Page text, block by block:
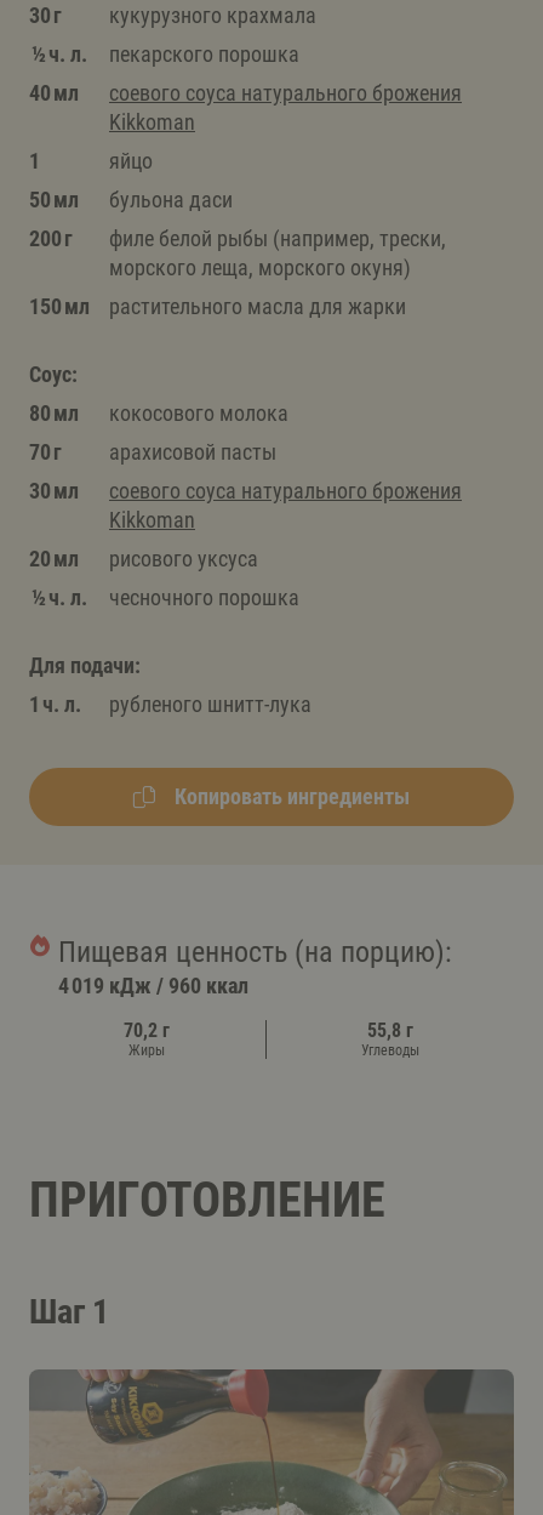
30 г
кукурузного крахмала
½ ч. л.
пекарского порошка
40 мл
соевого соуса натурального брожения
Kikkoman
1
яйцо
50 мл
бульона даcи
200 г
филе белой рыбы (например, трески,
морского леща, морского окуня)
150 мл
растительного масла для жарки
Соус:
80 мл
кокосового молока
70 г
арахисовой пасты
30 мл
соевого соуса натурального брожения
Kikkoman
20 мл
рисового уксуса
½ ч. л.
чесночного порошка
Для подачи:
1 ч. л.
рубленого шнитт-лука
Копировать ингредиенты
Пищевая ценность (на порцию):
4 019 кДж / 960 ккал
70,2 г
Жиры
55,8 г
Углеводы
ПРИГОТОВЛЕНИЕ
Шаг 1